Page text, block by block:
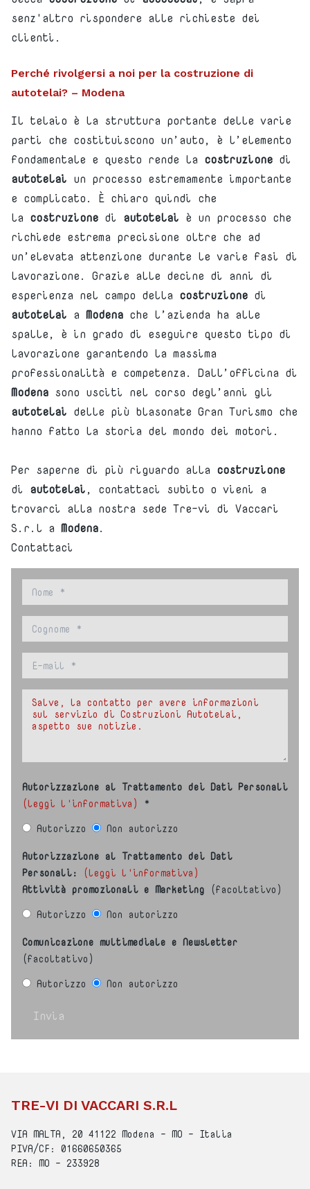
senz'altro rispondere alle richieste dei
clienti.
Perché rivolgersi a noi per la costruzione di
autotelai? – Modena
Il telaio è la struttura portante delle varie
parti che costituiscono un’auto, è l’elemento
fondamentale e questo rende la costruzione di
autotelai un processo estremamente importante
e complicato. È chiaro quindi che
la costruzione di autotelai è un processo che
richiede estrema precisione oltre che ad
un’elevata attenzione durante le varie fasi di
lavorazione. Grazie alle decine di anni di
esperienza nel campo della costruzione di
autotelai a Modena che l’azienda ha alle
spalle, è in grado di eseguire questo tipo di
lavorazione garantendo la massima
professionalità e competenza. Dall’officina di
Modena sono usciti nel corso degl’anni gli
autotelai delle più blasonate Gran Turismo che
hanno fatto la storia del mondo dei motori.
Per saperne di più riguardo alla costruzione
di autotelai, contattaci subito o vieni a
trovarci alla nostra sede Tre-vi di Vaccari
S.r.l a Modena.
Contattaci
Autorizzazione al Trattamento dei Dati Personali
(leggi l'informativa)
*
Autorizzo
Non autorizzo
Autorizzazione al Trattamento dei Dati
Personali:
(leggi l'informativa)
Attività promozionali e Marketing (facoltativo)
Autorizzo
Non autorizzo
Comunicazione multimediale e Newsletter
(facoltativo)
Autorizzo
Non autorizzo
Invia
TRE-VI DI VACCARI S.R.L
VIA MALTA, 20 41122 Modena - MO - Italia
PIVA/CF: 01660650365
REA: MO - 233928